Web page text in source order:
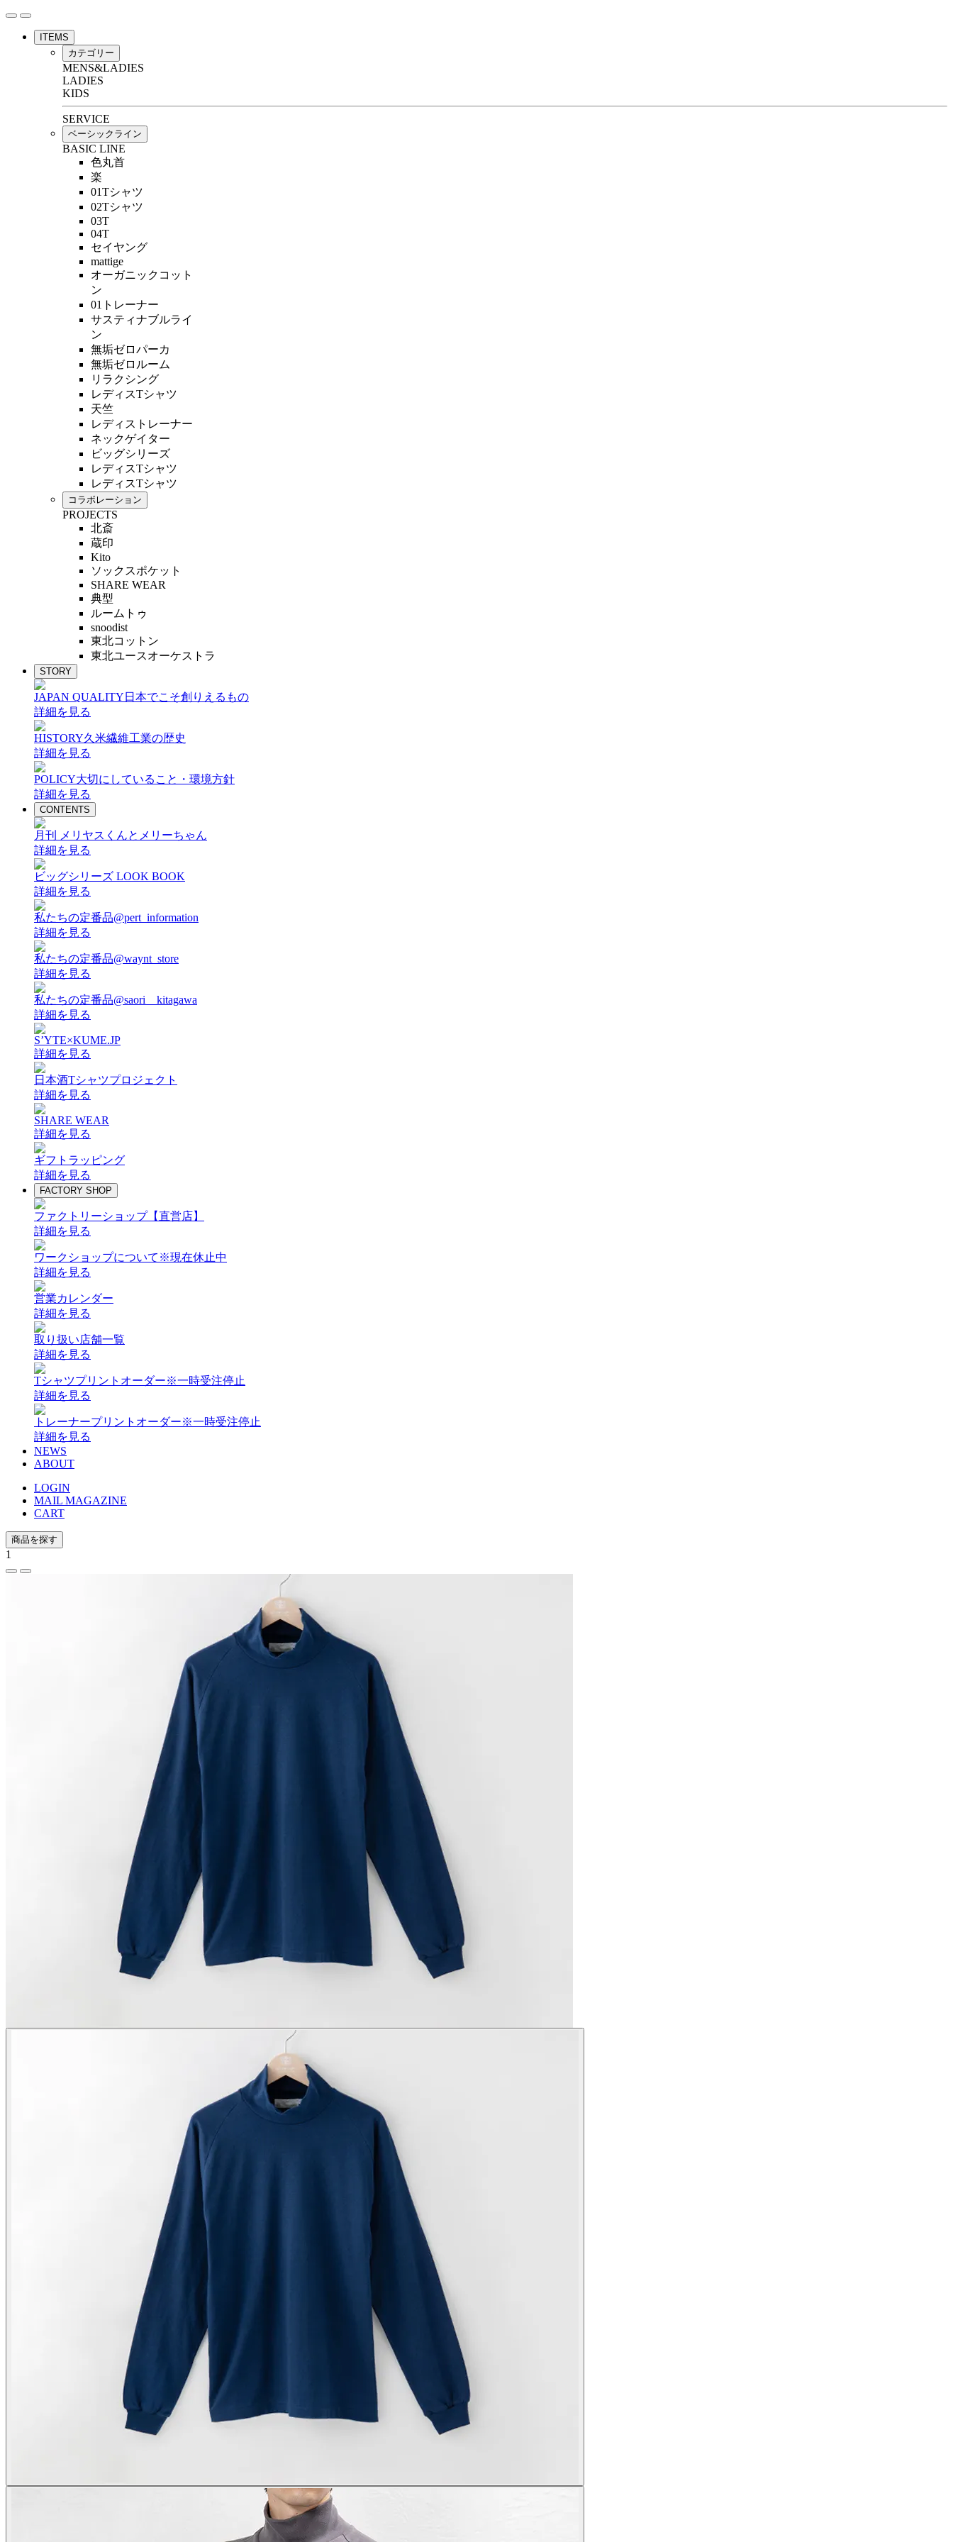
ITEMS
カテゴリー
MENS&LADIES
LADIES
KIDS
SERVICE
ベーシックライン
BASIC LINE
色丸首
楽
01Tシャツ
02Tシャツ
03T
04T
セイヤング
mattige
オーガニックコット
ン
01トレーナー
サスティナブルライ
ン
無垢ゼロパーカ
無垢ゼロルーム
リラクシング
レディスTシャツ
天竺
レディストレーナー
ネックゲイター
ビッグシリーズ
レディスTシャツ
レディスTシャツ
コラボレーション
PROJECTS
北斎
蔵印
Kito
ソックスポケット
SHARE WEAR
典型
ルームトゥ
snoodist
東北コットン
東北ユースオーケストラ
STORY
JAPAN QUALITY 日本でこそ創りえるもの
詳細を見る
HISTORY久米繊維工業の歴史
詳細を見る
POLICY大切にしていること・環境方針
詳細を見る
CONTENTS
月刊 メリヤスくんとメリーちゃん
詳細を見る
ビッグシリーズ LOOK BOOK
詳細を見る
私たちの定番品@pert_information
詳細を見る
私たちの定番品@waynt_store
詳細を見る
私たちの定番品@saori__kitagawa
詳細を見る
S’YTE×KUME.JP
詳細を見る
日本酒Tシャツプロジェクト
詳細を見る
SHARE WEAR
詳細を見る
ギフトラッピング
詳細を見る
FACTORY SHOP
ファクトリーショップ【直営店】
詳細を見る
ワークショップについて ※現在休止中
詳細を見る
営業カレンダー
詳細を見る
取り扱い店舗一覧
詳細を見る
Tシャツプリントオーダー※一時受注停止
詳細を見る
トレーナープリントオーダー※一時受注停止
詳細を見る
NEWS
ABOUT
LOGIN
MAIL MAGAZINE
CART
商品を探す
1